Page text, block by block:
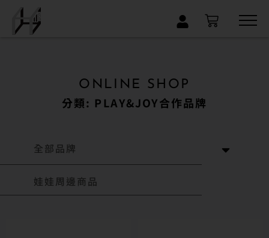
×
ONLINE SHOP
分類: PLAY&JOY合作品牌
全部品牌
娃娃周邊商品